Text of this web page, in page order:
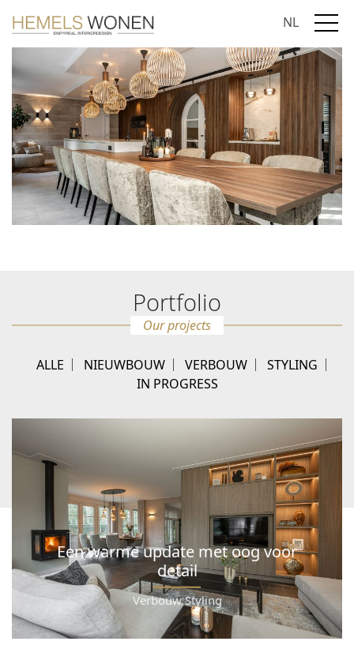
NL
Portfolio
Our projects
ALLE NIEUWBOUW VERBOUW
STYLING
IN PROGRESS
Een warme update met oog voor
detail
Verbouw Styling